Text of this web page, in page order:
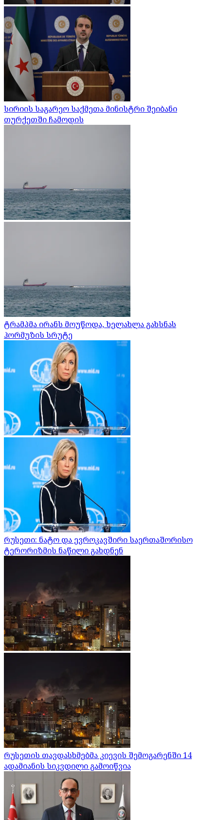
სირიის საგარეო საქმეთა მინისტრი შეიბანი
თურქეთში ჩამოდის
ტრამპმა ირანს მოუწოდა, ხელახლა გახსნას
ჰორმუზის სრუტე
რუსეთი: ნატო და ევროკავშირი საერთაშორისო
ტერორიზმის ნაწილი გახდნენ
რუსეთის თავდასხმებმა კიევის შემოგარენში 14
ადამიანის სიკვდილი გამოიწვია